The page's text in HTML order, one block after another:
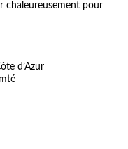
chaleureusement pour
d’Azur